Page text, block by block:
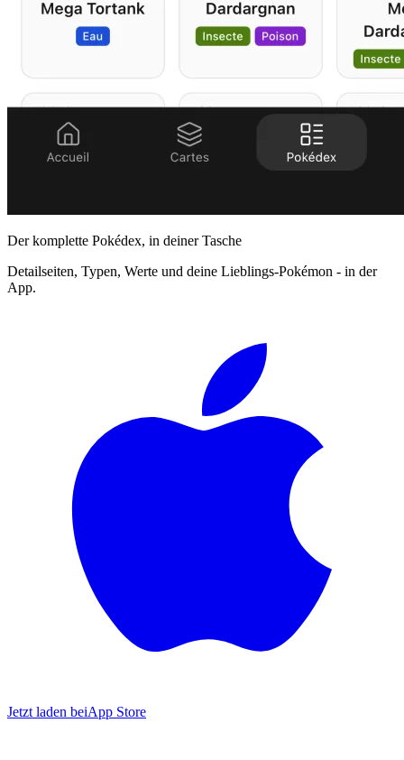
Der komplette Pokédex, in deiner Tasche
Detailseiten, Typen, Werte und deine Lieblings-Pokémon - in der
App.
Jetzt laden beiApp Store